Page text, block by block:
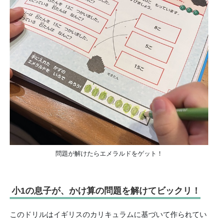
問題が解けたらエメラルドをゲット！
小1の息子が、かけ算の問題を解けてビックリ！
このドリルはイギリスのカリキュラムに基づいて作られてい